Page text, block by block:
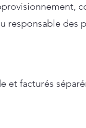
responsable des
et facturés